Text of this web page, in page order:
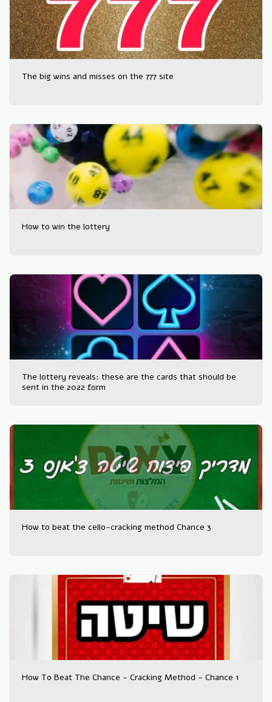
The big wins and misses on the 777 site
How to win the lottery
The lottery reveals: these are the cards that should be
sent in the 2022 form
How to beat the cello-cracking method Chance 3
How To Beat The Chance - Cracking Method - Chance 1